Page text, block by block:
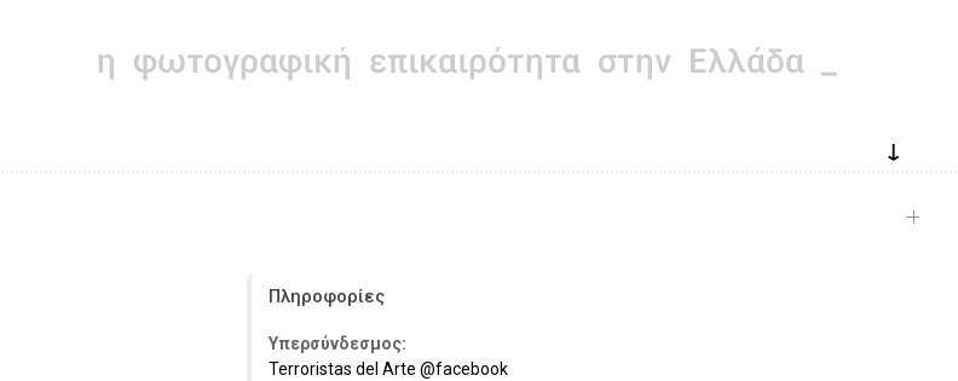
↓
Πληροφορίες
Υπερσύνδεσμος:
Terroristas del Arte @facebook